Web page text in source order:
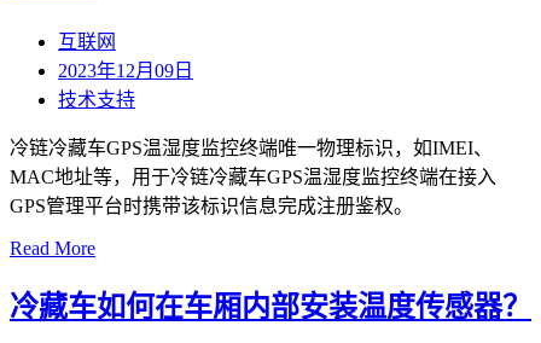
互联网
2023年12月09日
技术支持
冷链冷藏车GPS温湿度监控终端唯一物理标识，如IMEI、
MAC地址等，用于冷链冷藏车GPS温湿度监控终端在接入
GPS管理平台时携带该标识信息完成注册鉴权。
Read More
冷藏车如何在车厢内部安装温度传感器？